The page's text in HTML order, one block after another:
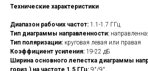
Технические характеристики
Диапазон рабочих частот: 1.1-1.7 ГГц
Тип диаграммы направленности:
Тип поляризации: круговая левая или правая
Коэффициент усиления: 19-22 дБ
Ширина основного лепестка диаграммы
гориз.) на частоте 1.5 ГГц: 9°/9°